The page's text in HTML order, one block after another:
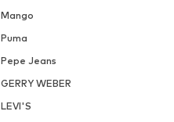
Mango
Puma
Pepe Jeans
GERRY WEBER
LEVI'S